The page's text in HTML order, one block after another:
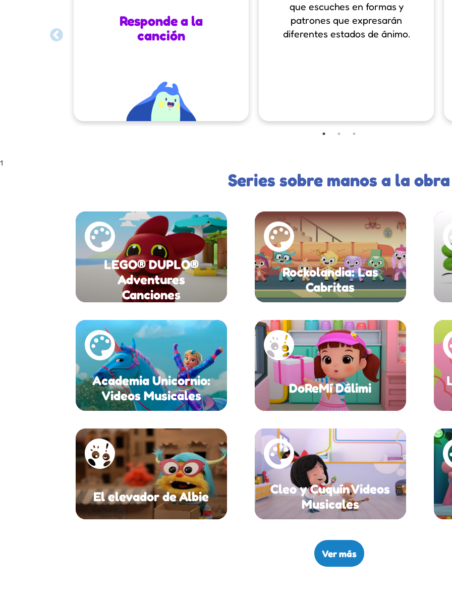
Responde a la
canción
que escuches en formas y
patrones que expresarán
diferentes estados de ánimo.
1
Series sobre manos a la obra
LEGO® DUPLO®
Adventures
Canciones
Rockolandia: Las
Cabritas
Academia Unicornio:
Videos Musicales
DoReMí Dálimi
El elevador de Albie
Cleo y Cuquín Videos
Musicales
Ver más